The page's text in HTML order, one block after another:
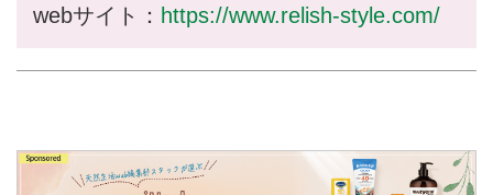
webサイト： https://www.relish-style.com/